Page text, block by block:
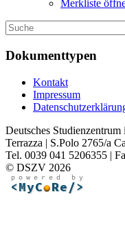
Merkliste
Dokumenttypen
Kontakt
Impressum
Deutsches
Terrazza | S.Polo 2765/a
Tel. 0039 041 5206355 |
© DSZV 2026